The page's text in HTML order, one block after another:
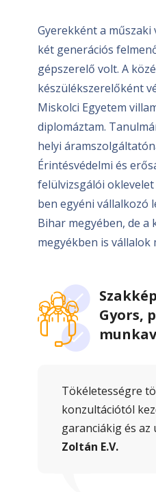
Gyerekként a
két generációs
gépszerelő volt. A
készülékszerelőként
Miskolci Egyetem
diplomáztam.
helyi
Érintésvédelmi és
felülvizsgálói
ben egyéni vállalkozó
Bihar megyében, de a
megyékben is vállalok
Gyors,
Tökéletességre
konzultációtól
garanciákig és az
Zoltán E.V.